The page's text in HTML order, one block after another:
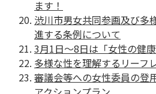
ます！
渋川市男女共同参画及び多
進する条例について
3月1日〜8日は「女性の健
多様な性を理解するリーフ
審議会等への女性委員の登